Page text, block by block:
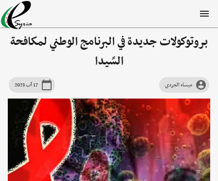
بروتوكولات جديدة في البرنامج الوطني لمكافحة
السًيدا
ميساء الجردي 17 آب 2023